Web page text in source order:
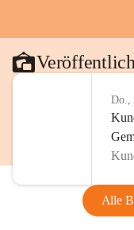
Do.,
Alle